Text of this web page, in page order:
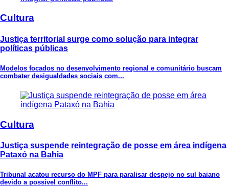
Cultura
Justiça territorial surge como solução para integrar
políticas públicas
Modelos focados no desenvolvimento regional e comunitário buscam
combater desigualdades sociais com...
Cultura
Justiça suspende reintegração de posse em área indígena
Pataxó na Bahia
Tribunal acatou recurso do MPF para paralisar despejo no sul baiano
devido a possível conflito...